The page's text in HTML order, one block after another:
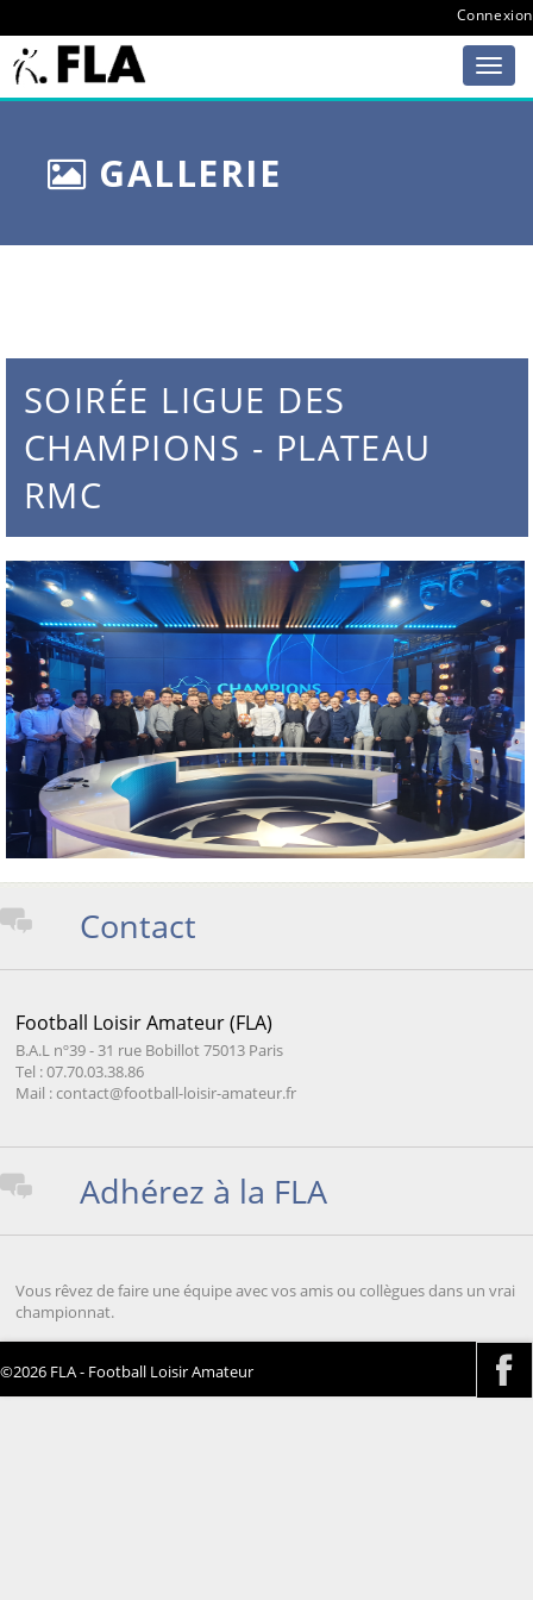
Connexion
GALLERIE
SOIRÉE LIGUE DES
CHAMPIONS - PLATEAU
RMC
Contact
Football Loisir Amateur (FLA)
B.A.L nº39 - 31 rue Bobillot 75013 Paris
Tel : 07.70.03.38.86
Mail : contact@football-loisir-amateur.fr
Adhérez à la FLA
Vous rêvez de faire une équipe avec vos amis ou collègues dans un vrai
championnat.
©2026 FLA - Football Loisir Amateur